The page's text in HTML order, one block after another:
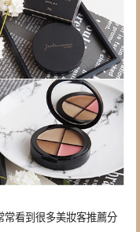
常看到很多美妝客推薦分